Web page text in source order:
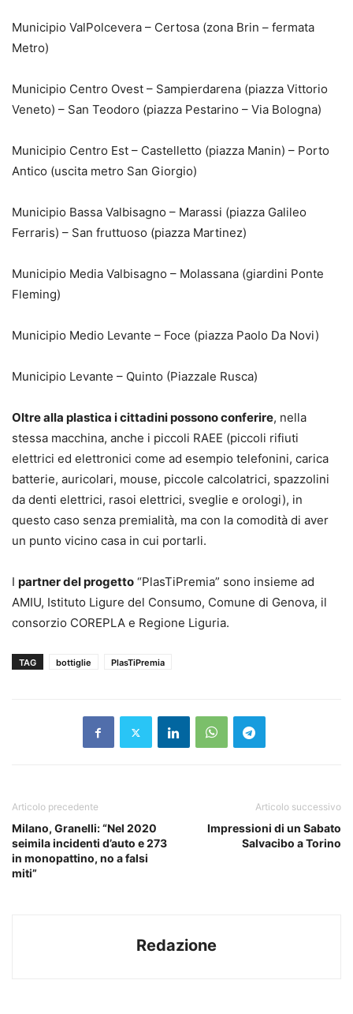
Municipio ValPolcevera – Certosa (zona Brin – fermata
Metro)
Municipio Centro Ovest – Sampierdarena (piazza Vittorio
Veneto) – San Teodoro (piazza Pestarino – Via Bologna)
Municipio Centro Est – Castelletto (piazza Manin) – Porto
Antico (uscita metro San Giorgio)
Municipio Bassa Valbisagno – Marassi (piazza Galileo
Ferraris) – San fruttuoso (piazza Martinez)
Municipio Media Valbisagno – Molassana (giardini Ponte
Fleming)
Municipio Medio Levante – Foce (piazza Paolo Da Novi)
Municipio Levante – Quinto (Piazzale Rusca)
Oltre alla plastica i cittadini possono conferire, nella
stessa macchina, anche i piccoli RAEE (piccoli rifiuti
elettrici ed elettronici come ad esempio telefonini, carica
batterie, auricolari, mouse, piccole calcolatrici, spazzolini
da denti elettrici, rasoi elettrici, sveglie e orologi), in
questo caso senza premialità, ma con la comodità di aver
un punto vicino casa in cui portarli.
I partner del progetto “PlasTiPremia” sono insieme ad
AMIU, Istituto Ligure del Consumo, Comune di Genova, il
consorzio COREPLA e Regione Liguria.
TAG bottiglie PlasTiPremia
Articolo precedente
Milano, Granelli: “Nel 2020
seimila incidenti d’auto e 273
in monopattino, no a falsi
miti”
Articolo successivo
Impressioni di un Sabato
Salvacibo a Torino
Redazione